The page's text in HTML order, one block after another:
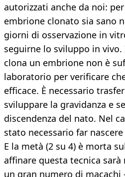
autorizzati anche da noi:
embrione clonato sia sano
giorni di osservazione in
seguirne lo sviluppo in
clona un embrione non è
laboratorio per verificare
efficace. È necessario
sviluppare la gravidanza e
discendenza del nato. Nel
stato necessario far
E la metà (2 su 4) è morta
affinare questa tecnica sarà
un gran numero di macachi